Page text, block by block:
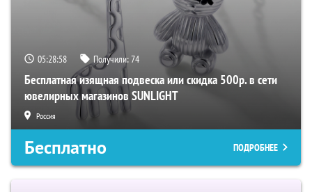
05:28:57 Получили:74
Бесплатная изящная подвеска или скидка 500р. в сети
ювелирных магазинов SUNLIGHT
Россия
Бесплатно ПОДРОБНЕЕ